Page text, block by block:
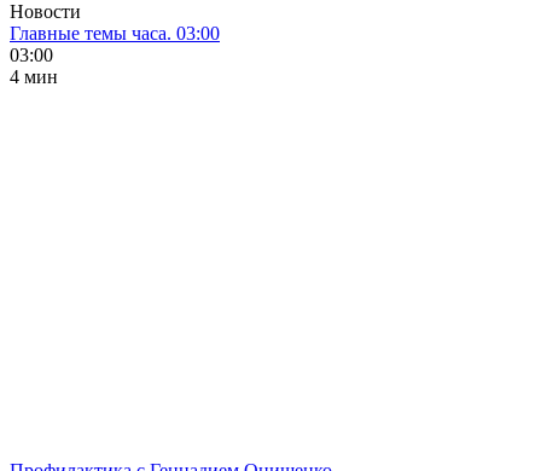
Новости
Главные темы часа. 03:00
03:00
4 мин